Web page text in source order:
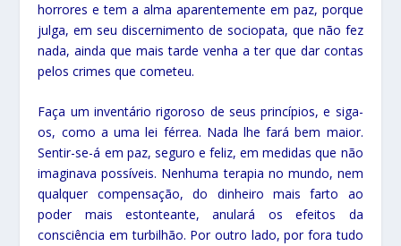
horrores e tem a alma aparentemente em paz, porque
julga, em seu discernimento de sociopata, que não fez
nada, ainda que mais tarde venha a ter que dar contas
pelos crimes que cometeu.
Faça um inventário rigoroso de seus princípios, e siga-
os, como a uma lei férrea. Nada lhe fará bem maior.
Sentir-se-á em paz, seguro e feliz, em medidas que não
imaginava possíveis. Nenhuma terapia no mundo, nem
qualquer compensação, do dinheiro mais farto ao
poder mais estonteante, anulará os efeitos da
consciência em turbilhão. Por outro lado, por fora tudo